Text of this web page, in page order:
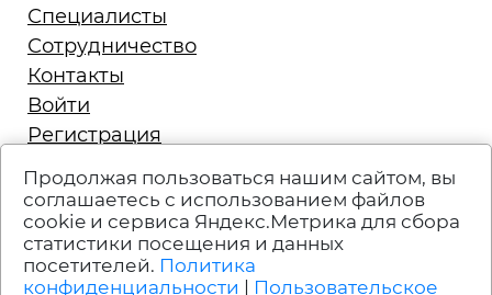
Специалисты
Сотрудничество
Контакты
Войти
Регистрация
Политика конфиденциальности
Техподдержка
Вакансии
Пользовательское соглашение
Продолжая пользоваться нашим сайтом, вы
соглашаетесь с использованием файлов
cookie и сервиса Яндекс.Метрика для сбора
статистики посещения и данных
посетителей. Политика
конфиденциальности
Пользовательское